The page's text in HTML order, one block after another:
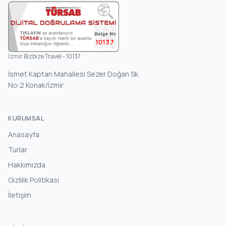
10137
İzmir Bizbize Travel - 10137
İsmet Kaptan Mahallesi Sezer Doğan Sk.
No:2 Konak/İzmir
KURUMSAL
Anasayfa
Turlar
Hakkımızda
Gizlilik Politikası
İletişim